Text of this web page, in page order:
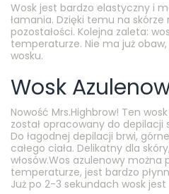
Wosk jest bardzo elastyczny i
łamania. Dzięki temu na
pozostałości. Kolejna zaleta:
temperaturze. Nie ma już
wosku.
Wosk
Nowość Mrs.Highbrow! Ten
został opracowany do depilacji
Do łagodnej depilacji brwi,
całego ciała. Delikatny dla
włosów.Wos azulenowy można
temperaturze, jest bardzo
Już po 2-3 sekundach wosk